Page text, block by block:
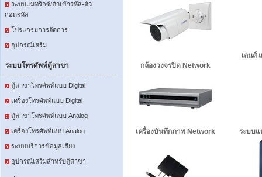
ระบบแมทริกซ์/ตัวเข้ารหัส-ตัว
ถอดรหัส
โปรแกรมการจัดการ
อุปกรณ์เสริม
ระบบโทรศัพท์ตู้สาขา
ตู้สาขาโทรศัพท์แบบ Digital
เครื่องโทรศัพท์แบบ Digital
ตู้สาขาโทรศัพท์แบบ Analog
เครื่องโทรศัพท์แบบ Analog
ระบบบริการข้อมูลเสียง
อุปกรณ์เสริมสำหรับตู้สาขา
กล้องวงจรปิด Network
เลนส์
เครื่องบันทึกภาพ Network ระบบแ